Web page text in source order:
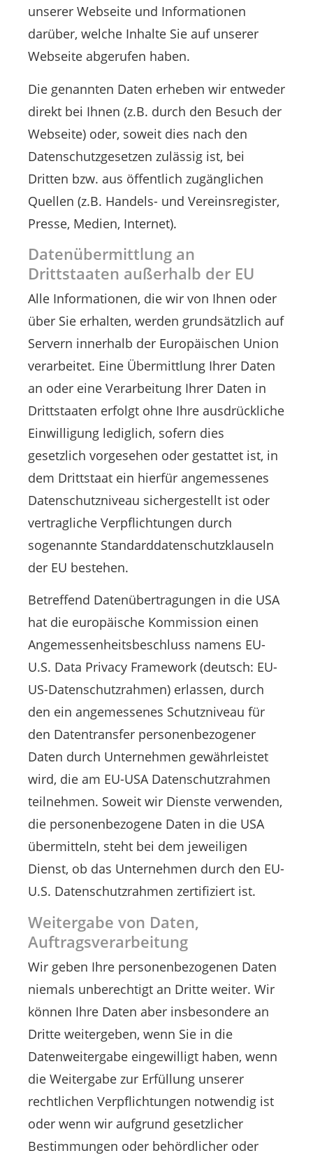
unserer Webseite und Informationen
darüber, welche Inhalte Sie auf unserer
Webseite abgerufen haben.
Die genannten Daten erheben wir entweder
direkt bei Ihnen (z.B. durch den Besuch der
Webseite) oder, soweit dies nach den
Datenschutzgesetzen zulässig ist, bei
Dritten bzw. aus öffentlich zugänglichen
Quellen (z.B. Handels- und Vereinsregister,
Presse, Medien, Internet).
Datenübermittlung an
Drittstaaten außerhalb der EU
Alle Informationen, die wir von Ihnen oder
über Sie erhalten, werden grundsätzlich auf
Servern innerhalb der Europäischen Union
verarbeitet. Eine Übermittlung Ihrer Daten
an oder eine Verarbeitung Ihrer Daten in
Drittstaaten erfolgt ohne Ihre ausdrückliche
Einwilligung lediglich, sofern dies
gesetzlich vorgesehen oder gestattet ist, in
dem Drittstaat ein hierfür angemessenes
Datenschutzniveau sichergestellt ist oder
vertragliche Verpflichtungen durch
sogenannte Standarddatenschutzklauseln
der EU bestehen.
Betreffend Datenübertragungen in die USA
hat die europäische Kommission einen
Angemessenheitsbeschluss namens EU-
U.S. Data Privacy Framework (deutsch: EU-
US-Datenschutzrahmen) erlassen, durch
den ein angemessenes Schutzniveau für
den Datentransfer personenbezogener
Daten durch Unternehmen gewährleistet
wird, die am EU-USA Datenschutzrahmen
teilnehmen. Soweit wir Dienste verwenden,
die personenbezogene Daten in die USA
übermitteln, steht bei dem jeweiligen
Dienst, ob das Unternehmen durch den EU-
U.S. Datenschutzrahmen zertifiziert ist.
Weitergabe von Daten,
Auftragsverarbeitung
Wir geben Ihre personenbezogenen Daten
niemals unberechtigt an Dritte weiter. Wir
können Ihre Daten aber insbesondere an
Dritte weitergeben, wenn Sie in die
Datenweitergabe eingewilligt haben, wenn
die Weitergabe zur Erfüllung unserer
rechtlichen Verpflichtungen notwendig ist
oder wenn wir aufgrund gesetzlicher
Bestimmungen oder behördlicher oder